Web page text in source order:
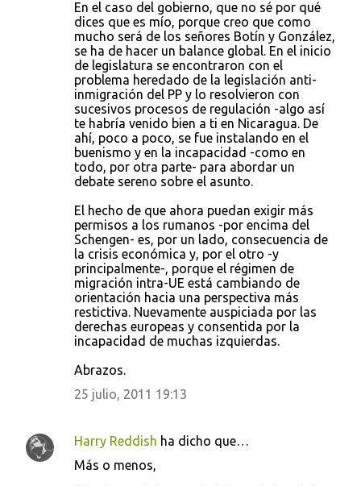
En el caso del gobierno, que no sé por qué
dices que es mío, porque creo que como
mucho será de los señores Botín y González,
se ha de hacer un balance global. En el inicio
de legislatura se encontraron con el
problema heredado de la legislación anti-
inmigración del PP y lo resolvieron con
sucesivos procesos de regulación -algo así
te habría venido bien a ti en Nicaragua. De
ahí, poco a poco, se fue instalando en el
buenismo y en la incapacidad -como en
todo, por otra parte- para abordar un
debate sereno sobre el asunto.
El hecho de que ahora puedan exigir más
permisos a los rumanos -por encima del
Schengen- es, por un lado, consecuencia de
la crisis económica y, por el otro -y
principalmente-, porque el régimen de
migración intra-UE está cambiando de
orientación hacia una perspectiva más
restictiva. Nuevamente auspiciada por las
derechas europeas y consentida por la
incapacidad de muchas izquierdas.
Abrazos.
25 julio, 2011 19:13
Harry Reddish ha dicho que…
Más o menos,